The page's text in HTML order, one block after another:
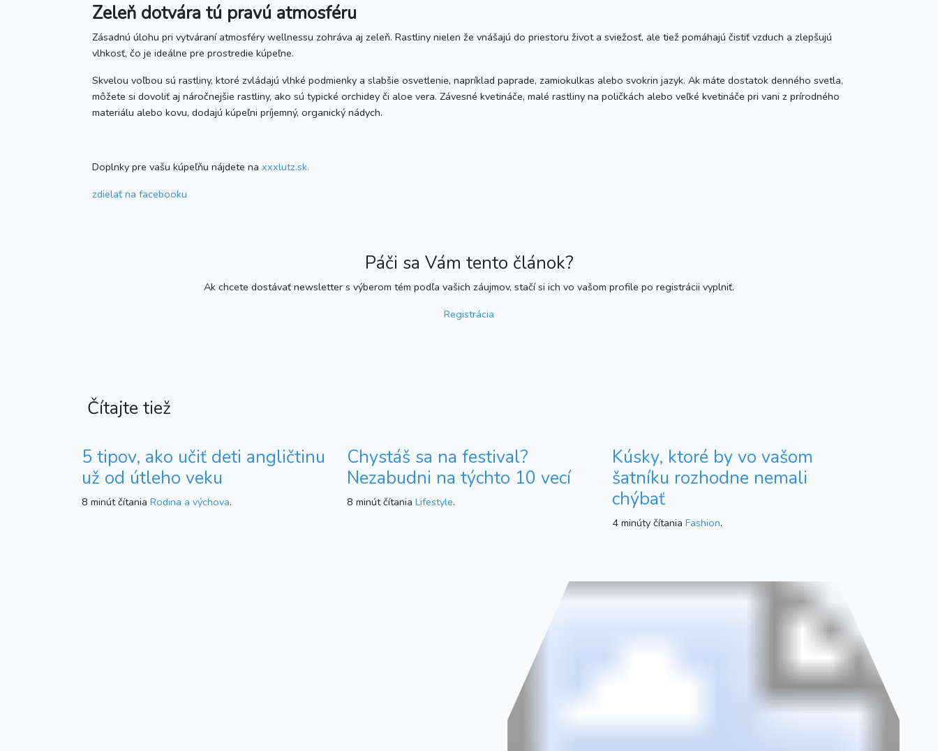
Zeleň dotvára tú pravú atmosféru
Zásadnú úlohu pri vytváraní atmosféry wellnessu zohráva aj zeleň. Rastliny nielen že vnášajú do priestoru život a sviežosť, ale tiež pomáhajú čistiť vzduch a zlepšujú
vlhkosť, čo je ideálne pre prostredie kúpeľne.
Skvelou voľbou sú rastliny, ktoré zvládajú vlhké podmienky a slabšie osvetlenie, napríklad paprade, zamiokulkas alebo svokrin jazyk. Ak máte dostatok denného svetla,
môžete si dovoliť aj náročnejšie rastliny, ako sú typické orchidey či aloe vera. Závesné kvetináče, malé rastliny na poličkách alebo veľké kvetináče pri vani z prírodného
materiálu alebo kovu, dodajú kúpeľni príjemný, organický nádych.
Doplnky pre vašu kúpeľňu nájdete na xxxlutz.sk.
zdielať na facebooku
Páči sa Vám tento článok?
Ak chcete dostávať newsletter s výberom tém podľa vašich záujmov, stačí si ich vo vašom profile po registrácii vyplniť.
Registrácia
Čítajte tiež
5 tipov, ako učiť deti angličtinu
už od útleho veku
8 minút čítania Rodina a výchova.
Chystáš sa na festival?
Nezabudni na týchto 10 vecí
8 minút čítania Lifestyle.
Kúsky, ktoré by vo vašom
šatníku rozhodne nemali
chýbať
4 minúty čítania Fashion.